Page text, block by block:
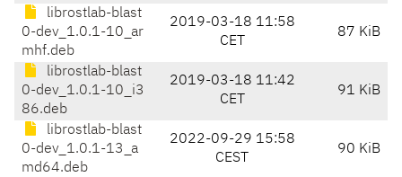
librostlab-blast
0-dev_1.0.1-10_ar
mhf.deb
2019-03-18 11:58
CET
87 KiB
librostlab-blast
0-dev_1.0.1-10_i3
86.deb
2019-03-18 11:42
CET
91 KiB
librostlab-blast
0-dev_1.0.1-13_a
md64.deb
2022-09-29 15:58
CEST
90 KiB